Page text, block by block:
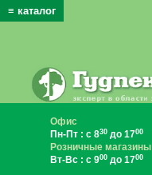
x
≡ каталог
Офис
Пн-Пт : с 830 до 1700
Розничные магазины
Вт-Вс : с 900 до 1700